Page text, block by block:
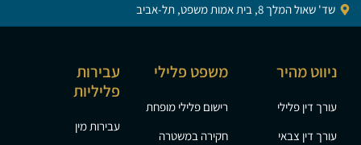
שד' שאול המלך 8, בית אמות משפט, תל-אביב
ניווט מהיר
עורך דין פלילי
עורך דין צבאי
משפט פלילי
רישום פלילי מופחת
חקירה במשטרה
עבירות
פליליות
עבירות מין